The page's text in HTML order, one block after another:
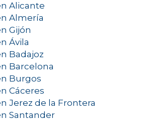
Alicante
Almería
Gijón
Ávila
Badajoz
Barcelona
Burgos
Cáceres
Jerez de la Frontera
Santander